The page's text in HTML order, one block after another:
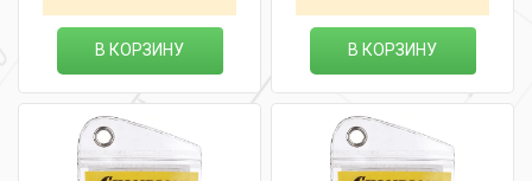
В КОРЗИНУ В КОРЗИНУ